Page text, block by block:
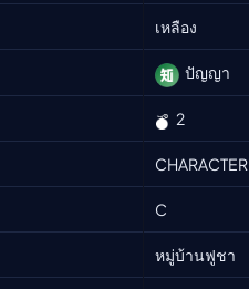
อกอากาศอนิเมะ (คืนนี้)
อกอากาศอนิเมะ
เหลือง
ปัญญา
2
CHARACTER
C
หมู่บ้านฟูชา